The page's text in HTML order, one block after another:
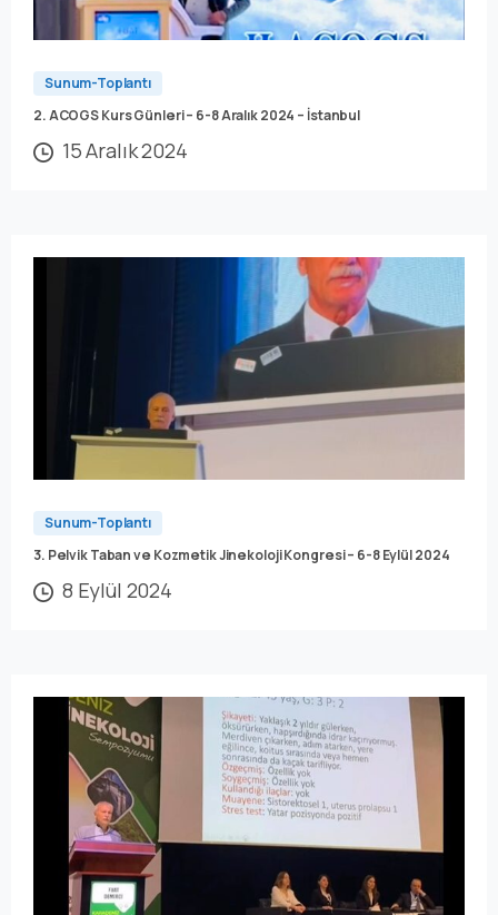
Sunum-Toplantı
2. ACOGS Kurs Günleri – 6-8 Aralık 2024 – İstanbul
15 Aralık 2024
Sunum-Toplantı
3. Pelvik Taban ve Kozmetik Jinekoloji Kongresi – 6-8 Eylül 2024
8 Eylül 2024